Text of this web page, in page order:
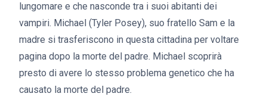
lungomare e che nasconde tra i suoi abitanti dei
vampiri. Michael (Tyler Posey), suo fratello Sam e la
madre si trasferiscono in questa cittadina per voltare
pagina dopo la morte del padre. Michael scoprirà
presto di avere lo stesso problema genetico che ha
causato la morte del padre.